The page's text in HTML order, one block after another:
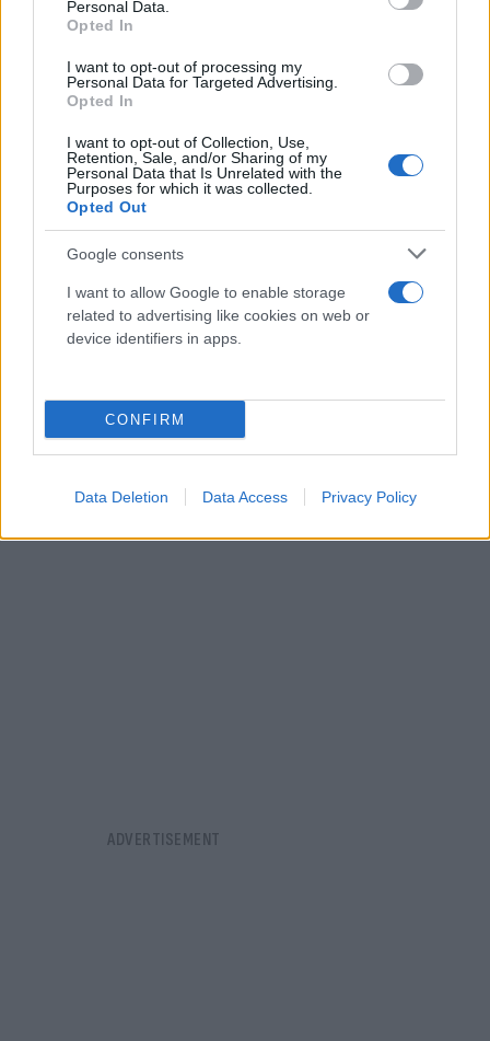
Personal Data.
Opted In
I want to opt-out of processing my
Personal Data for Targeted Advertising.
Opted In
I want to opt-out of Collection, Use,
Retention, Sale, and/or Sharing of my
Personal Data that Is Unrelated with the
Purposes for which it was collected.
Opted Out
Google consents
I want to allow Google to enable storage
related to advertising like cookies on web or
device identifiers in apps.
CONFIRM
Data Deletion Data Access Privacy Policy
γιορτάσει τα 33α γενέθλιά της
09.08.2026